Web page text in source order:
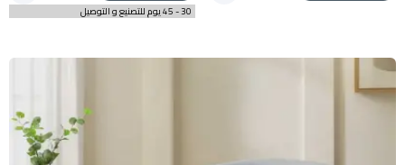
30 - 45 يوم للتصنيع و التوصيل